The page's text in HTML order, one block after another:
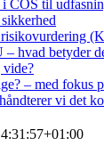
COS til
hvad betyder
vide?
– med fokus
vi det